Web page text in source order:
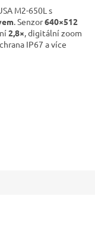
M2-650L s
. Senzor640×512
2,8×, digitální zoom
IP67 a více